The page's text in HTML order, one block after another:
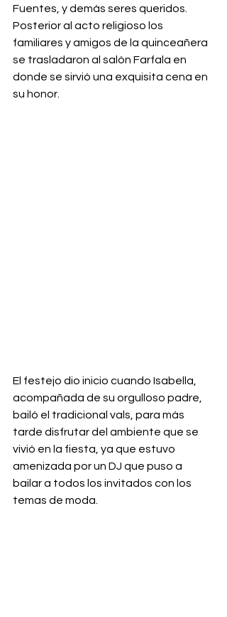
Fuentes, y demás seres queridos.
Posterior al acto religioso los
familiares y amigos de la quinceañera
se trasladaron al salón Farfala en
donde se sirvió una exquisita cena en
su honor.
El festejo dio inicio cuando Isabella,
acompañada de su orgulloso padre,
bailó el tradicional vals, para más
tarde disfrutar del ambiente que se
vivió en la fiesta, ya que estuvo
amenizada por un DJ que puso a
bailar a todos los invitados con los
temas de moda.